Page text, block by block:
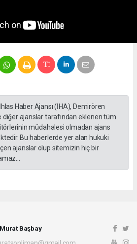
Haber Ajansı (İHA), Demirören
diğer ajanslar tarafından eklenen tüm
müdahalesi olmadan ajans
Bu haberlerde yer alan hukuki
ajanslar olup sitemizin hiç bir
Başbay